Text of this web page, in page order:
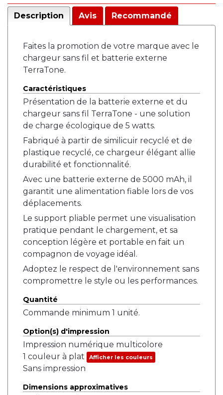
Description Avis Recommandé
Faites la promotion de votre marque avec le
chargeur sans fil et batterie externe
TerraTone.
Caractéristiques
Présentation de la batterie externe et du
chargeur sans fil TerraTone - une solution
de charge écologique de 5 watts.
Fabriqué à partir de similicuir recyclé et de
plastique recyclé, ce chargeur élégant allie
durabilité et fonctionnalité.
Avec une batterie externe de 5000 mAh, il
garantit une alimentation fiable lors de vos
déplacements.
Le support pliable permet une visualisation
pratique pendant le chargement, et sa
conception légère et portable en fait un
compagnon de voyage idéal.
Adoptez le respect de l'environnement sans
compromettre le style ou les performances.
Quantité
Commande minimum 1 unité.
Option(s) d'impression
Impression numérique multicolore
1 couleur à plat
Afficher les couleurs
Sans impression
Dimensions approximatives